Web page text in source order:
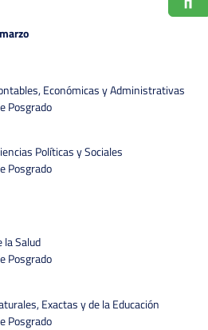
Económicas y Administrativas
Posgrado
Políticas y Sociales
Posgrado
la Salud
Posgrado
Exactas y de la Educación
Posgrado